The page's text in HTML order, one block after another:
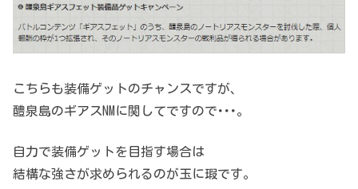
こちらも装備ゲットのチャンスですが、
醴泉島のギアスNMに関してですので･･･。
自力で装備ゲットを目指す場合は
結構な強さが求められるのが玉に瑕です。